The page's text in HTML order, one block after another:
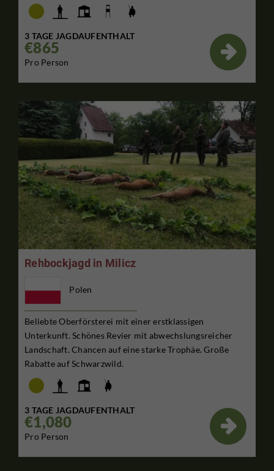
3 TAGE JAGDAUFENTHALT
€865
Pro Person

Rehbockjagd in Milicz
Polen
Beliebte Oberförsterei mit einer erstklassigen
Unterkunft. Schönes Revier mit abwechslungsreicher
Landschaft. Chancen auf eine starke Trophäe. Große
Rabatte auf Schwarzwild.
3 TAGE JAGDAUFENTHALT
€1,080
Pro Person
